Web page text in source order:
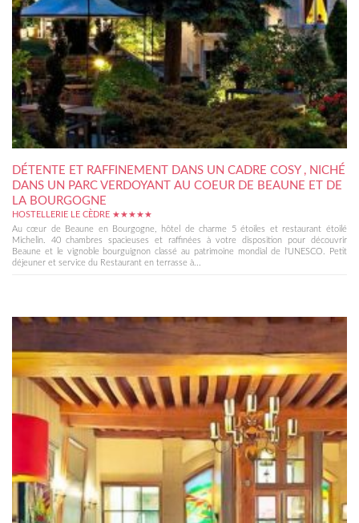
DÉTENTE ET RAFFINEMENT DANS UN CADRE COSY , NICHÉ
DANS UN PARC VERDOYANT AU COEUR DE BEAUNE ET DE
LA BOURGOGNE
HOSTELLERIE LE CÈDRE ★★★★★
Au cœur de Beaune en Bourgogne, hôtel de charme 5 étoiles et restaurant étoilé
Michelin. 40 chambres spacieuses et raffinées à votre disposition pour découvrir
Beaune et le vignoble bourguignon classé au patrimoine mondial de l'UNESCO. Petit
déjeuner et service du Restaurant en terrasse à...